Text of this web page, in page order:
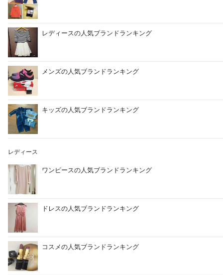
レディースの人気ブランドランキング
メンズの人気ブランドランキング
キッズの人気ブランドランキング
レディース
ワンピースの人気ブランドランキング
ドレスの人気ブランドランキング
コスメの人気ブランドランキング